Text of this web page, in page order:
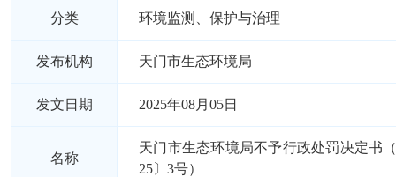
分类 环境监测、保护与治理
发布机构 天门市生态环境局
发文日期 2025年08月05日
名称
天门市生态环境局不予行政处罚决定书
25〕3号）